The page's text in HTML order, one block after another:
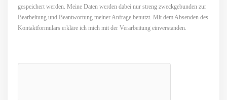
gespeichert werden. Meine Daten werden dabei nur streng zweckgebunden zur
Bearbeitung und Beantwortung meiner Anfrage benutzt. Mit dem Absenden des
Kontaktformulars erkläre ich mich mit der Verarbeitung einverstanden.